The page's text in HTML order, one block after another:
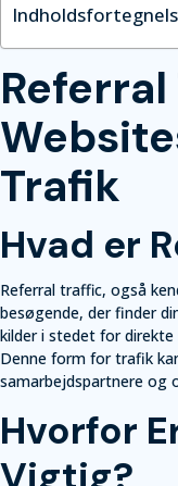
Trafik
Hvad er
Referral traffic, også
besøgende, der finder
kilder i stedet for direkte
Denne form for trafik
samarbejdspartnere og
Hvorfor
Vigtig?